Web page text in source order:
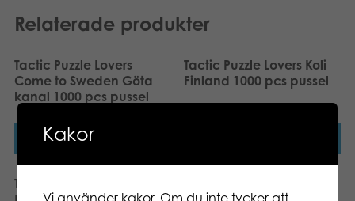
Relaterade produkter
Tactic Puzzle Lovers
Come to Sweden Göta
kanal 1000 pcs pussel
Läs mer
Tactic Puzzle Lovers Koli
Finland 1000 pcs pussel
Tactic Puzzle Lovers
Kakor
Vi använder kakor. Om du inte tycker att